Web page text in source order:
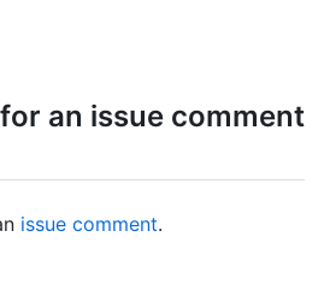
an issue comment
issue comment.